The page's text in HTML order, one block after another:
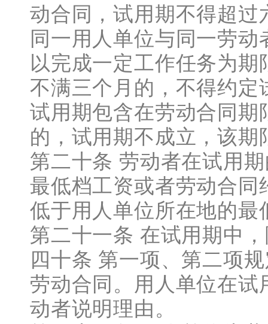
动合同，试用期不得超过
同一用人单位与同一劳
以完成一定工作任务为
不满三个月的，不得约定
试用期包含在劳动合同
的，试用期不成立，该
第二十条 劳动者在试用
最低档工资或者劳动合
低于用人单位所在地的最
第二十一条 在试用期中
四十条 第一项、第二项
劳动合同。用人单位在
动者说明理由。